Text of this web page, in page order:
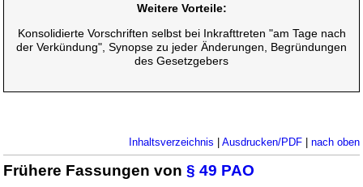
Weitere Vorteile:
Konsolidierte Vorschriften selbst bei Inkrafttreten "am Tage nach
der Verkündung", Synopse zu jeder Änderungen, Begründungen
des Gesetzgebers
Inhaltsverzeichnis Ausdrucken/PDF| nach oben
Frühere Fassungen von§ 49 PAO